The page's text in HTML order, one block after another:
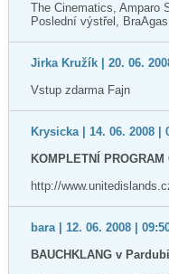
The Cinematics, Amparo
Poslední výstřel,
Jirka Kružík | 20. 06.
Vstup zdarma Fajn
Krysicka | 14. 06. 2008 |
KOMPLETNÍ PROGRAM
http://
bara | 12. 06. 2008 |
BAUCHKLANG v